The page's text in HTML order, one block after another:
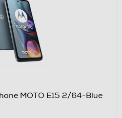
MOTO E15 2/64-Blue